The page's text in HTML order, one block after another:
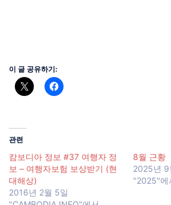
이 글 공유하기:
관련
캄보디아 정보 #37 여행자 정
보 – 여행자보험 보상받기 (현
대해상)
2016년 2월 5일
8월 근황
2025년 9
"2025"에